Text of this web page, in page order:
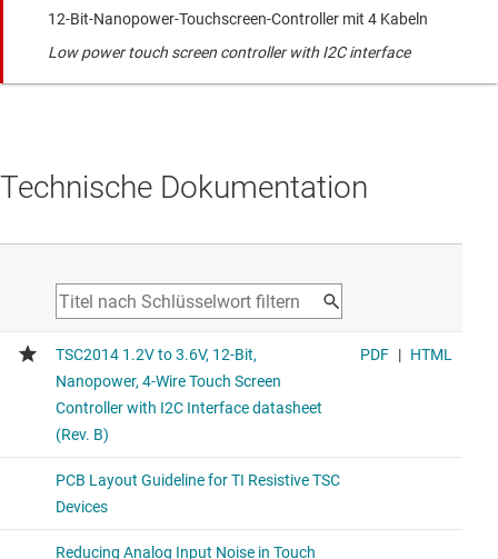
12-Bit-Nanopower-Touchscreen-Controller mit 4 Kabeln
Low power touch screen controller with I2C interface
Technische Dokumentation